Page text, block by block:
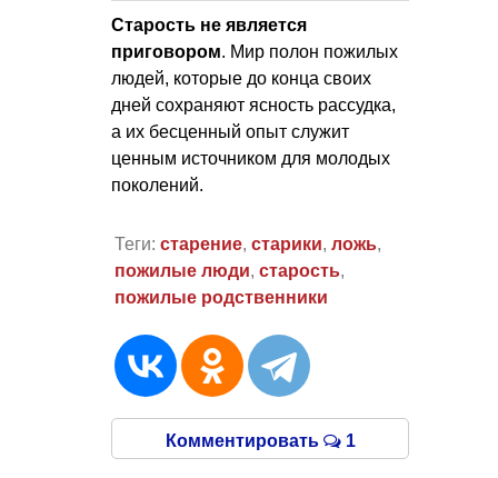
Старость не является
приговором. Мир полон пожилых
людей, которые до конца своих
дней сохраняют ясность рассудка,
а их бесценный опыт служит
ценным источником для молодых
поколений.
Теги: старение, старики, ложь,
пожилые люди, старость,
пожилые родственники
Комментировать 1